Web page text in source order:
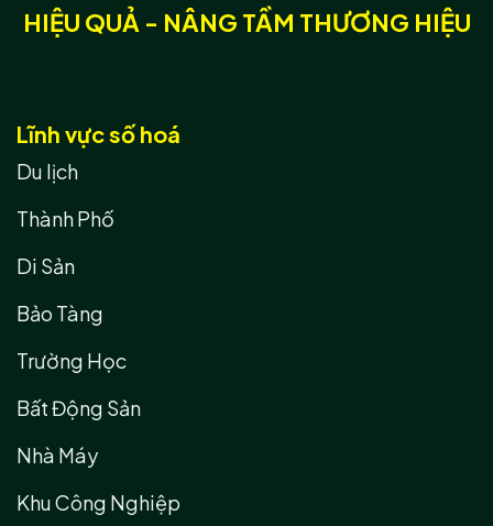
HIỆU QUẢ - NÂNG TẦM THƯƠNG HIỆU
Lĩnh vực số hoá
Du lịch
Thành Phố
Di Sản
Bảo Tàng
Trường Học
Bất Động Sản
Nhà Máy
Khu Công Nghiệp